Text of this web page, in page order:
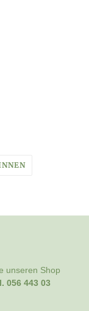
AUF
unseren Shop
056 443 03